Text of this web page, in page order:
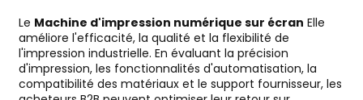
Le Machine d'impression numérique sur écran Elle
améliore l'efficacité, la qualité et la flexibilité de
l'impression industrielle. En évaluant la précision
d'impression, les fonctionnalités d'automatisation, la
compatibilité des matériaux et le support fournisseur, les